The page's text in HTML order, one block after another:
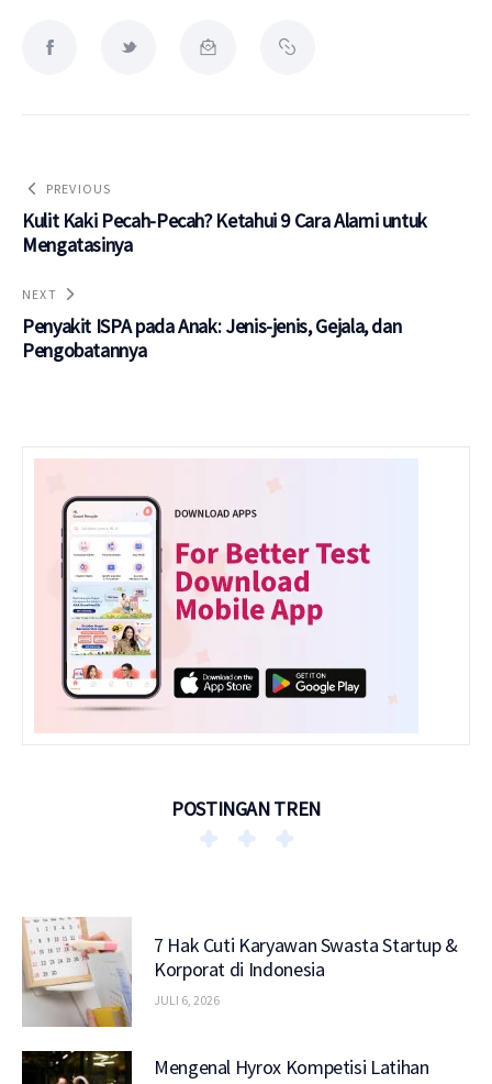
PREVIOUS
Kulit Kaki Pecah-Pecah? Ketahui 9 Cara Alami untuk
Mengatasinya
NEXT
Penyakit ISPA pada Anak: Jenis-jenis, Gejala, dan
Pengobatannya
POSTINGAN TREN
7 Hak Cuti Karyawan Swasta Startup &
Korporat di Indonesia
JULI 6, 2026
Mengenal Hyrox Kompetisi Latihan